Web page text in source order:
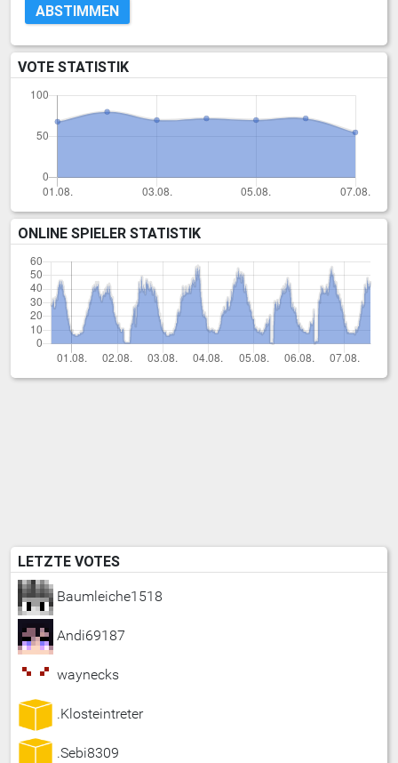
ABSTIMMEN
VOTE STATISTIK
ONLINE SPIELER STATISTIK
LETZTE VOTES
Baumleiche1518
Andi69187
waynecks
.Klosteintreter
.Sebi8309